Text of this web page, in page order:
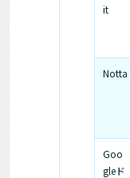
it
Notta
Goo
gleド